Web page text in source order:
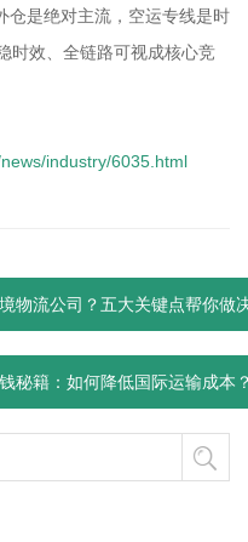
仓是绝对主流，空运专线是时
时效、全链路可视成核心竞
industry/6035.html
物流公司？五大关键点帮你做
秘籍：如何降低国际运输成本